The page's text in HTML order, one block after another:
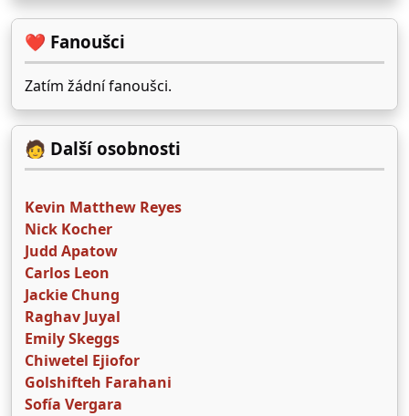
❤️ Fanoušci
Zatím žádní fanoušci.
🧑 Další osobnosti
Kevin Matthew Reyes
Nick Kocher
Judd Apatow
Carlos Leon
Jackie Chung
Raghav Juyal
Emily Skeggs
Chiwetel Ejiofor
Golshifteh Farahani
Sofía Vergara